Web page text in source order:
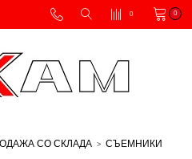
0 0
СО СКЛАДА СЪЕМНИКИ